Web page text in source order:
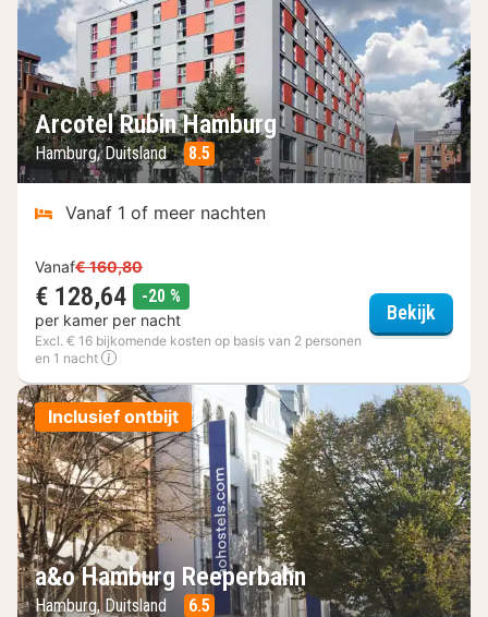
Arcotel Rubin Hamburg
Hamburg, Duitsland 8.5
Vanaf 1 of meer nachten
Vanaf€ 160,80
€ 128,64 -20 %
per kamer per nacht
Excl. € 16 bijkomende kosten op basis van 2 personen
en 1 nacht
Bekijk
Inclusief ontbijt
a&o Hamburg Reeperbahn
Hamburg, Duitsland 6.5